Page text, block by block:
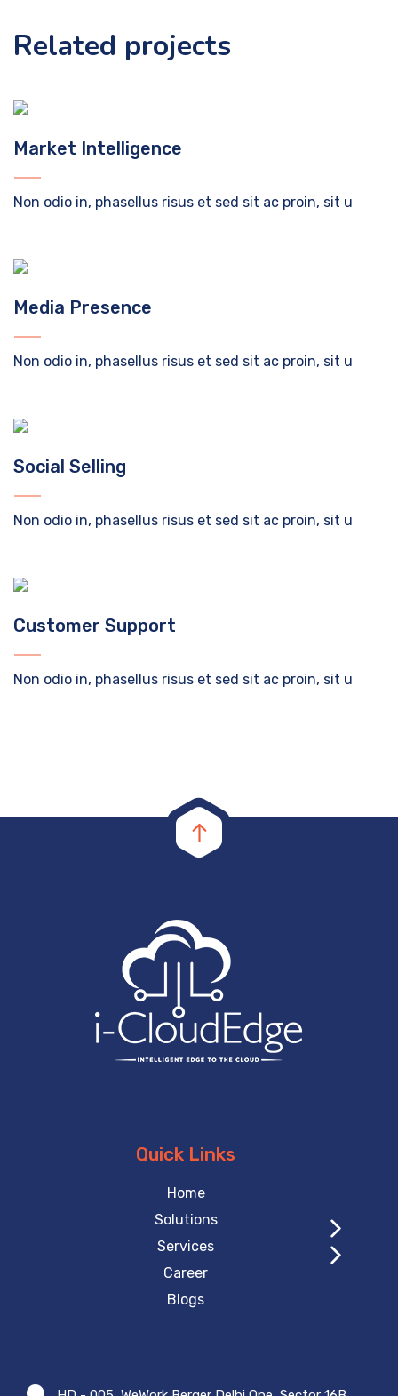
Related projects
Market Intelligence
Non odio in, phasellus risus et sed sit ac proin, sit u
Media Presence
Non odio in, phasellus risus et sed sit ac proin, sit u
Social Selling
Non odio in, phasellus risus et sed sit ac proin, sit u
Customer Support
Non odio in, phasellus risus et sed sit ac proin, sit u
Quick Links
Home
Solutions
Services
Career
Blogs